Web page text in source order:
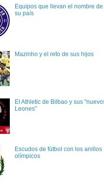
Equipos que llevan el nombre de
su país
Mazinho y el reto de sus hijos
El Athletic de Bilbao y sus
Leones"
Escudos de fútbol con los anillos
olímpicos